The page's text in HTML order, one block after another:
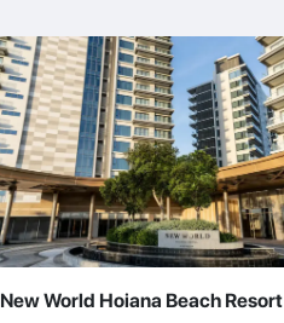
New World Hoiana Beach Resort